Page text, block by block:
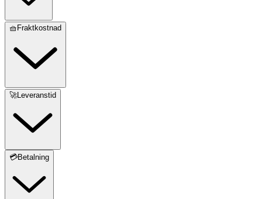
🧺Fraktkostnad
🚀Leveranstid
💳Betalning